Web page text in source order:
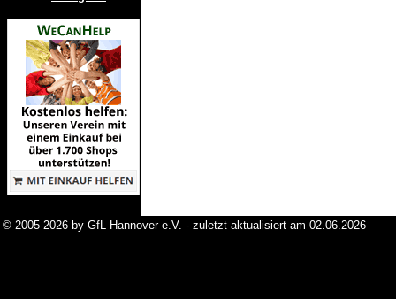
© 2005-2026 by GfL Hannover e.V. - zuletzt aktualisiert am 02.06.2026